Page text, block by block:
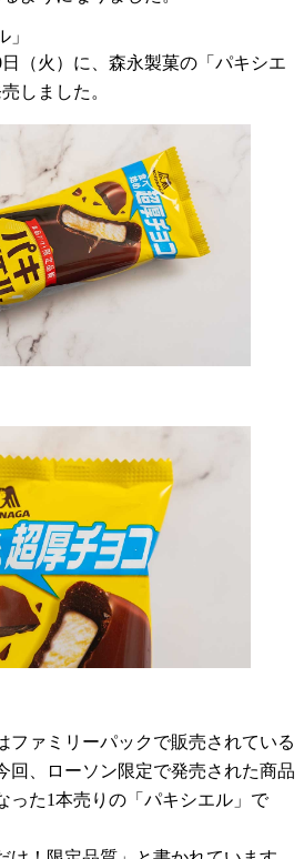
日（火）に、森永製菓の「パキシエ
しました。
ファミリーパックで販売されている
回、ローソン限定で発売された商品
った1本売りの「パキシエル」で